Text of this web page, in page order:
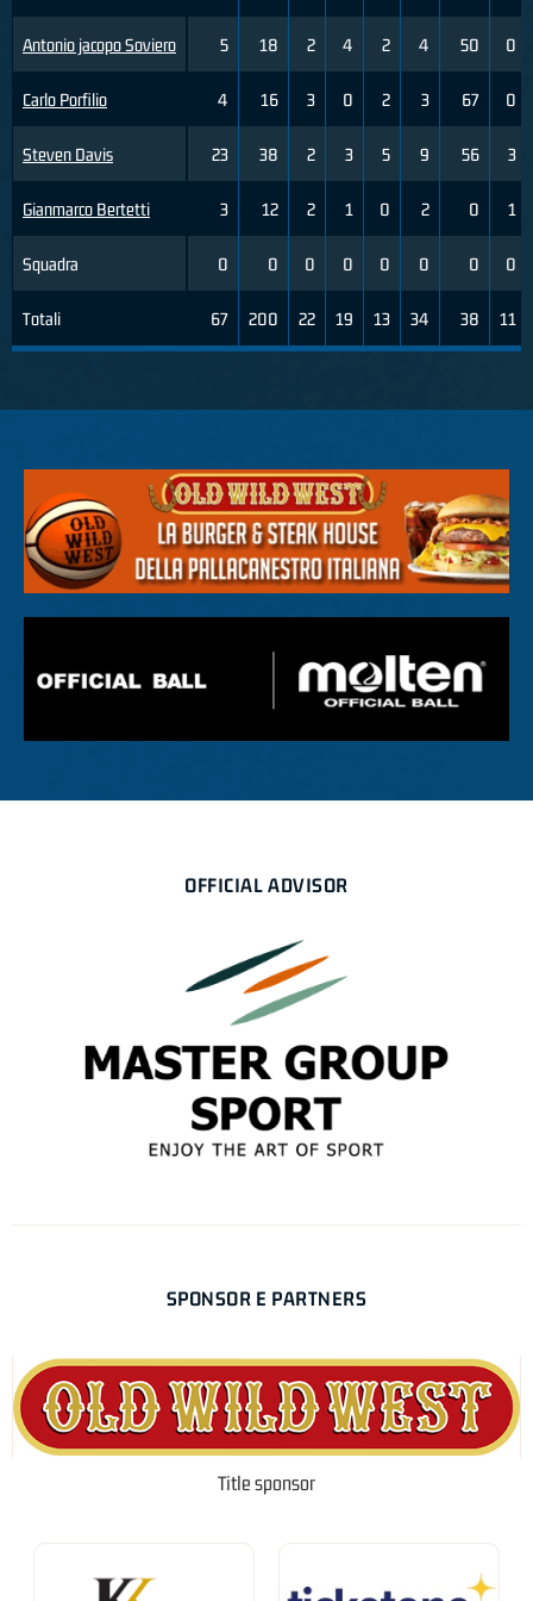
Antonio jacopo Soviero
Carlo Porfilio
Steven Davis
Gianmarco Bertetti
Squadra
Totali
5 18 2 4 2 4 50 0
4 16 3 0 2 3 67 0
23 38 2 3 5 9 56 3
3 12 2 1 0 2 0 1
0 0 0 0 0 0 0 0
67 200 22 19 13 34 38 11
OFFICIAL ADVISOR
SPONSOR E PARTNERS
Title sponsor